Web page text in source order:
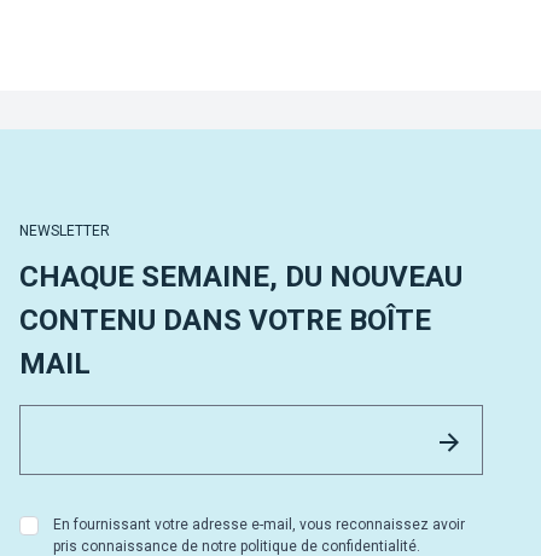
NEWSLETTER
CHAQUE SEMAINE, DU NOUVEAU
CONTENU DANS VOTRE BOÎTE
MAIL
En fournissant votre adresse e-mail, vous reconnaissez avoir
pris connaissance de notre politique de confidentialité.